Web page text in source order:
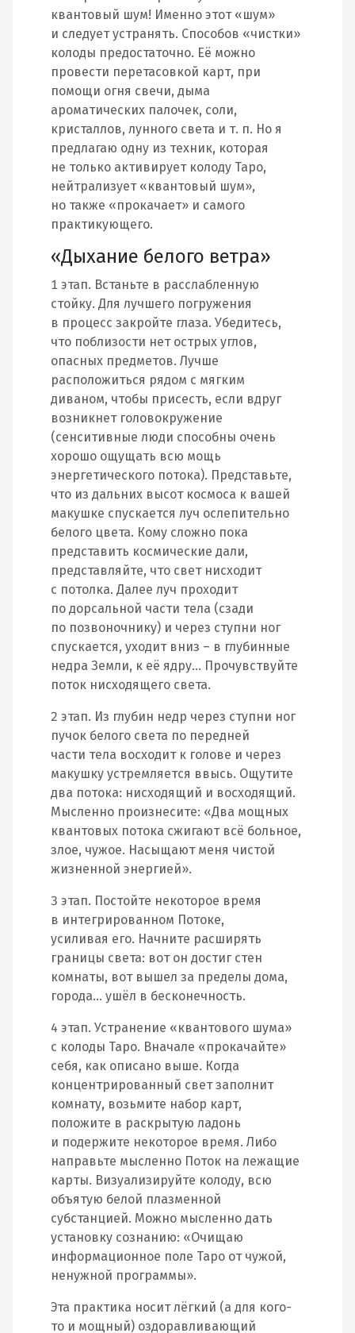
квантовый шум! Именно этот «шум»
и следует устранять. Способов «чистки»
колоды предостаточно. Её можно
провести перетасовкой карт, при
помощи огня свечи, дыма
ароматических палочек, соли,
кристаллов, лунного света и т. п. Но я
предлагаю одну из техник, которая
не только активирует колоду Таро,
нейтрализует «квантовый шум»,
но также «прокачает» и самого
практикующего.
«Дыхание белого ветра»
1 этап. Встаньте в расслабленную
стойку. Для лучшего погружения
в процесс закройте глаза. Убедитесь,
что поблизости нет острых углов,
опасных предметов. Лучше
расположиться рядом с мягким
диваном, чтобы присесть, если вдруг
возникнет головокружение
(сенситивные люди способны очень
хорошо ощущать всю мощь
энергетического потока). Представьте,
что из дальних высот космоса к вашей
макушке спускается луч ослепительно
белого цвета. Кому сложно пока
представить космические дали,
представляйте, что свет нисходит
с потолка. Далее луч проходит
по дорсальной части тела (сзади
по позвоночнику) и через ступни ног
спускается, уходит вниз – в глубинные
недра Земли, к её ядру… Прочувствуйте
поток нисходящего света.
2 этап. Из глубин недр через ступни ног
пучок белого света по передней
части тела восходит к голове и через
макушку устремляется ввысь. Ощутите
два потока: нисходящий и восходящий.
Мысленно произнесите: «Два мощных
квантовых потока сжигают всё больное,
злое, чужое. Насыщают меня чистой
жизненной энергией».
3 этап. Постойте некоторое время
в интегрированном Потоке,
усиливая его. Начните расширять
границы света: вот он достиг стен
комнаты, вот вышел за пределы дома,
города… ушёл в бесконечность.
4 этап. Устранение «квантового шума»
с колоды Таро. Вначале «прокачайте»
себя, как описано выше. Когда
концентрированный свет заполнит
комнату, возьмите набор карт,
положите в раскрытую ладонь
и подержите некоторое время. Либо
направьте мысленно Поток на лежащие
карты. Визуализируйте колоду, всю
объятую белой плазменной
субстанцией. Можно мысленно дать
установку сознанию: «Очищаю
информационное поле Таро от чужой,
ненужной программы».
Эта практика носит лёгкий (а для кого-
то и мощный) оздоравливающий